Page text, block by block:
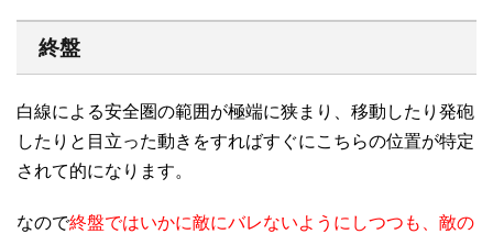
終盤
白線による安全圏の範囲が極端に狭まり、移動したり発砲
したりと目立った動きをすればすぐにこちらの位置が特定
されて的になります。
なので終盤ではいかに敵にバレないようにしつつも、敵の